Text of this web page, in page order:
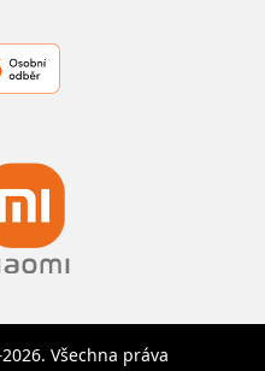
Všechna práva